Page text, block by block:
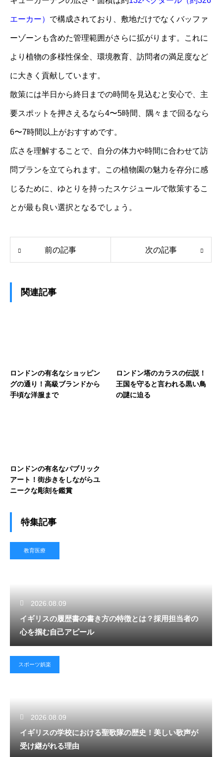
エーカー） で構成されており、敷地だけでなくバッファ
ーゾーンも含めた管理範囲がさらに拡がります。これに
より植物の多様性保全、環境教育、訪問者の満足度など
に大きく貢献しています。
散策には半日から終日までの時間を見込むと安心で、主
要スポットを押さえるなら4〜5時間、隅々まで回るなら
6〜7時間以上がおすすめです。
広さを理解することで、自分の体力や時間に合わせて訪
問プランを立てられます。この植物園の魅力を存分に感
じるために、ゆとりを持ったスケジュールで散策するこ
とが最も良い選択となるでしょう。
前の記事 次の記事
関連記事
ロンドンの有名なショッピン
グの通り！高級ブランドから
手頃な洋服まで
ロンドン塔のカラスの伝説！
王国を守ると言われる黒い鳥
の謎に迫る
ロンドンの有名なパブリック
アート！街歩きをしながらユ
ニークな彫刻を鑑賞
特集記事
教育医療
2026.08.09
イギリスの履歴書の書き方の特徴とは？採用担当者の
心を掴む自己アピール
スポーツ娯楽
2026.08.09
イギリスの学校における聖歌隊の歴史！美しい歌声が
受け継がれる理由